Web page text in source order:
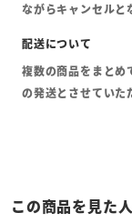
ながらキャンセルと
複数の商品をまとめ
の発送とさせていた
この商品を見た